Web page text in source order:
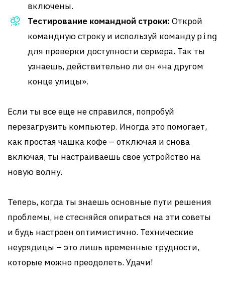
включены.
Тестирование командной строки: Открой
командную строку и используй команду ping
для проверки доступности сервера. Так ты
узнаешь, действительно ли он «на другом
конце улицы».
Если ты все еще не справился, попробуй
перезагрузить компьютер. Иногда это помогает,
как простая чашка кофе – отключая и снова
включая, ты настраиваешь свое устройство на
новую волну.
Теперь, когда ты знаешь основные пути решения
проблемы, не стесняйся опираться на эти советы
и будь настроен оптимистично. Технические
неурядицы – это лишь временные трудности,
которые можно преодолеть. Удачи!